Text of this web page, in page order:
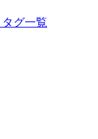
タグ一覧